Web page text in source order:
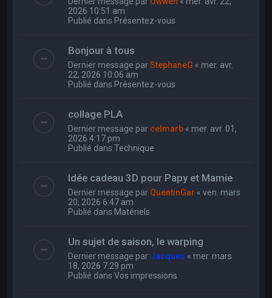
2026 10:51 am
Publié dans Présentez-vous
Bonjour à tous
Dernier message parStephaneG « mer. avr.
22, 2026 10:06 am
Publié dans Présentez-vous
collage PLA
Dernier message par celmarb « mer. avr. 01,
2026 4:17 pm
Publié dansTechnique
Idée cadeau 3D pour Papy et Mamie
Dernier message par QuentinGar «ven. mars
20, 2026 6:47 am
Publié dans Matériels
Un sujet de saison, le warping
Dernier message par Jacques « mer. mars
18, 2026 7:29 pm
Publié dansVos impressions